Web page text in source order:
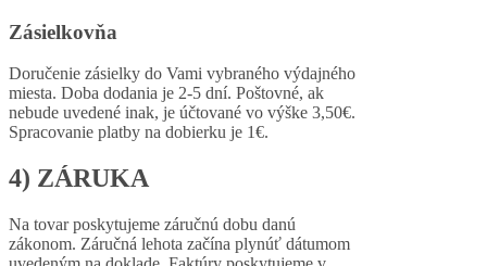
Zásielkovňa
Doručenie zásielky do Vami vybraného výdajného
miesta. Doba dodania je 2-5 dní. Poštovné, ak
nebude uvedené inak, je účtované vo výške 3,50€.
Spracovanie platby na dobierku je 1€.
4) ZÁRUKA
Na tovar poskytujeme záručnú dobu danú
zákonom. Záručná lehota začína plynúť dátumom